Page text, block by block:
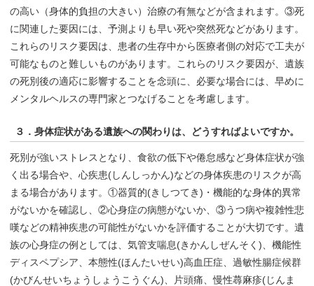
の高い（身体的負担の大きい）治療の有無などが含まれます。③死
に関連した要因には、予測よりも早い死や突然死などがあります。
これらのリスク要因は、患者の生存中から医療者側の対応で工夫が
可能なものと難しいものがあります。これらのリスク要因が、遺族
の死別後の適応に影響することを念頭に、必要な場合には、早めに
メンタルヘルスの専門家とつなげることを考慮します。
３．身体症状がある遺族への関わりは、どうすればよいですか。
死別が強いストレスとなり、食欲の低下や倦怠感など身体症状が強
く出る場合や、心疾患(しんしっかん)などの身体疾患のリスクが高
まる場合があります。①器質的(きしつてき)・機能的な身体的異常
がないかを確認し、②心身症の病態がないか、③うつ病や複雑性悲
嘆などの精神疾患の可能性がないかを評価することが大切です。遺
族の心身症の例としては、気管支喘息(きかんしぜんそく)、機能性
ディスペプシア、本態性(ほんたいせい)高血圧症、過敏性腸症候群
(かびんせいちょうしょうこうぐん)、片頭痛、慢性蕁麻疹(じんま